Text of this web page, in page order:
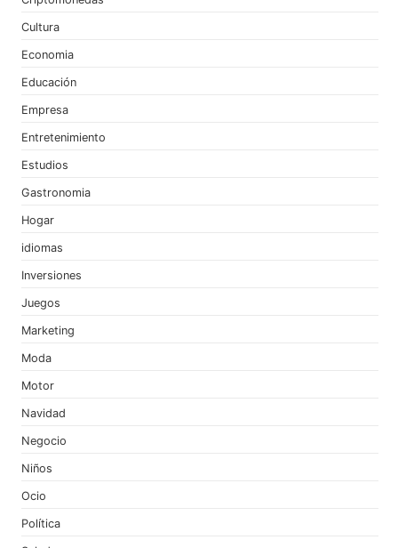
Cultura
Economia
Educación
Empresa
Entretenimiento
Estudios
Gastronomia
Hogar
idiomas
Inversiones
Juegos
Marketing
Moda
Motor
Navidad
Negocio
Niños
Ocio
Política